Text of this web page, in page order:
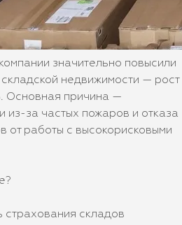
значительно повысили
недвижимости — рост
Основная причина —
из-за частых пожаров и отказа
от работы с высокорисковыми
страхования складов